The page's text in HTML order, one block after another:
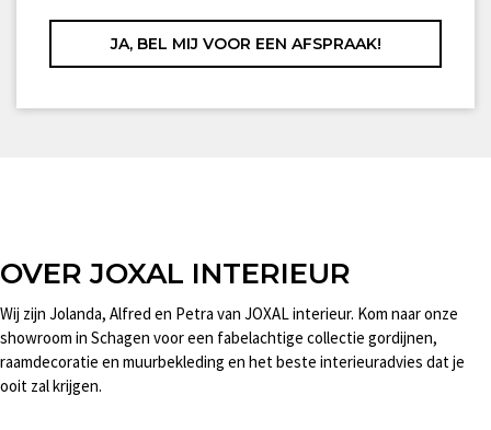
OVER JOXAL INTERIEUR
Wij zijn Jolanda, Alfred en Petra van JOXAL interieur. Kom naar onze
showroom in Schagen voor een fabelachtige collectie gordijnen,
raamdecoratie en muurbekleding en het beste interieuradvies dat je
ooit zal krijgen.